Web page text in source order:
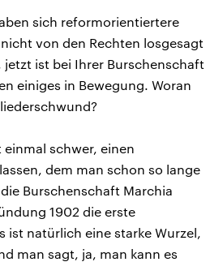
sich reformorientiertere
von den Rechten losgesagt
jetzt ist bei Ihrer Burschenschaft
einiges in Bewegung. Woran
einmal schwer, einen
dem man schon so lange
Burschenschaft Marchia
1902 die erste
ist natürlich eine starke Wurzel,
man sagt, ja, man kann es